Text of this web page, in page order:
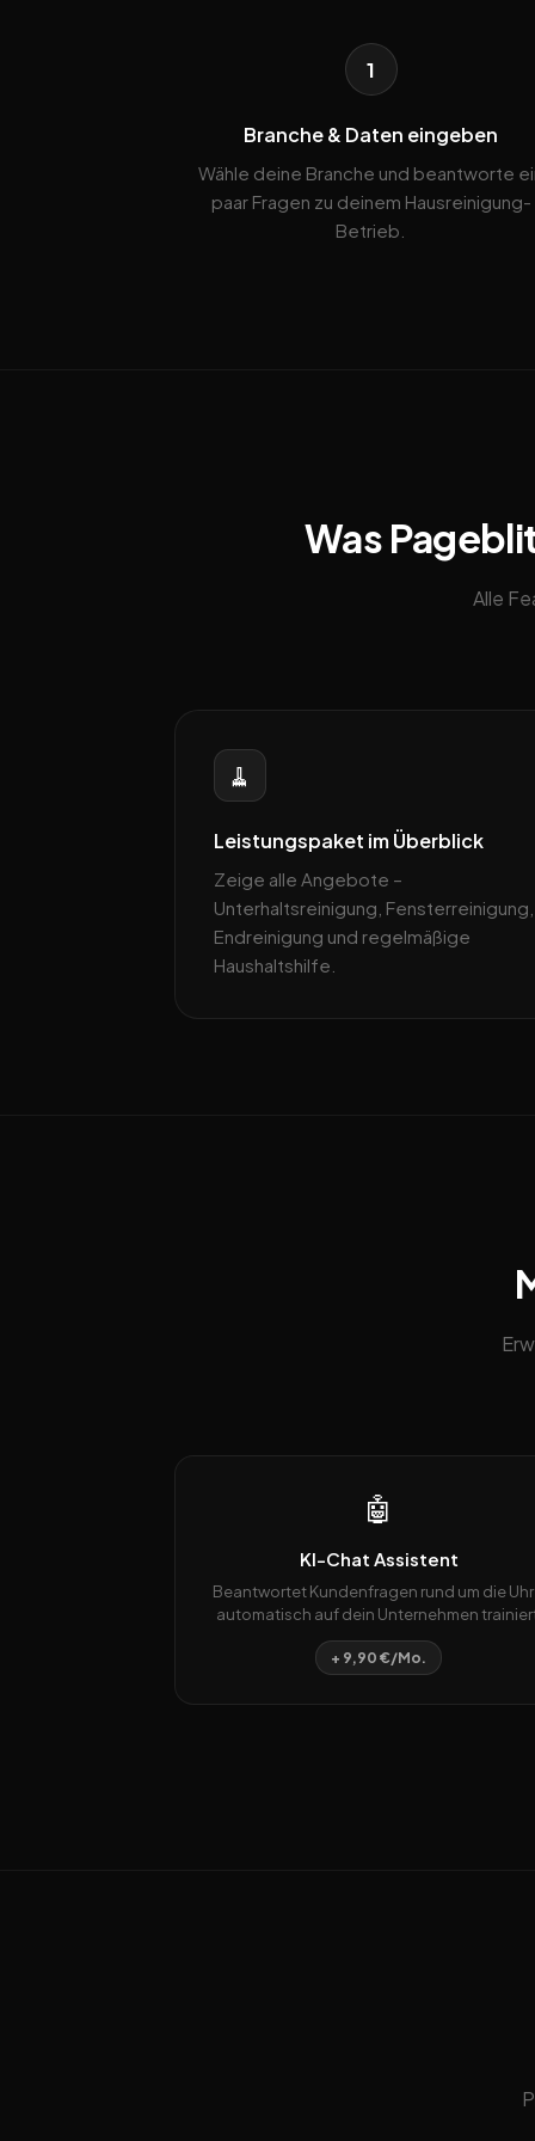
1
Branche & Daten eingeben
Wähle deine Branche und beantworte
paar Fragen zu deinem Hausreinigung-
Betrieb.
Was
Alle
🧹
Leistungspaket im Überblick
Zeige alle Angebote –
Unterhaltsreinigung, Fensterreinigung,
Endreinigung und regelmäßige
Haushaltshilfe.
🤖
KI-Chat Assistent
Beantwortet Kundenfragen rund um die Uhr
automatisch auf dein Unternehmen
+ 9,90 €/Mo.